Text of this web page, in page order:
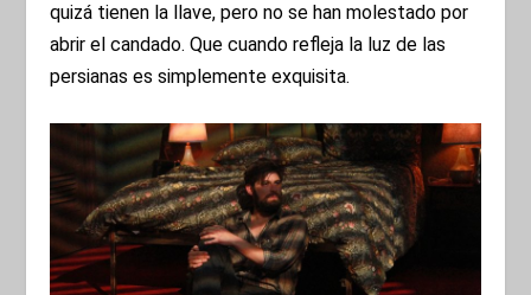
quizá tienen la llave, pero no se han molestado por
abrir el candado. Que cuando refleja la luz de las
persianas es simplemente exquisita.